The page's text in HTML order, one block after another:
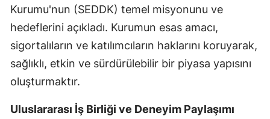
Zonguldak
Aksaray
Kurumu'nun (SEDDK) temel misyonunu ve
hedeflerini açıkladı. Kurumun esas amacı,
sigortalıların ve katılımcıların haklarını koruyarak,
sağlıklı, etkin ve sürdürülebilir bir piyasa yapısını
oluşturmaktır.
Uluslararası İş Birliği ve Deneyim Paylaşımı